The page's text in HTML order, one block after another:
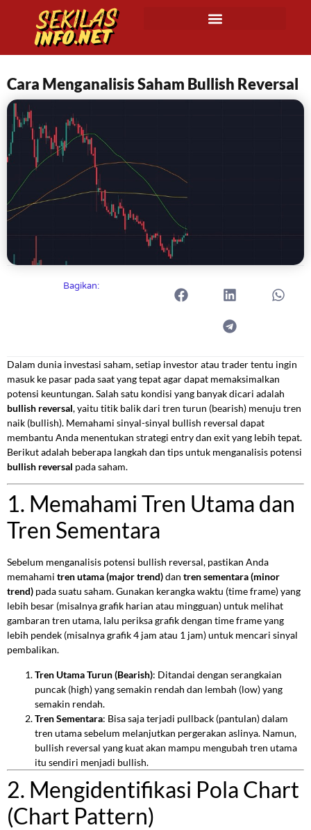
Cara Menganalisis Saham Bullish Reversal
Bagikan:
Dalam dunia investasi saham, setiap investor atau trader tentu ingin
masuk ke pasar pada saat yang tepat agar dapat memaksimalkan
potensi keuntungan. Salah satu kondisi yang banyak dicari adalah
bullish reversal, yaitu titik balik dari tren turun (bearish) menuju tren
naik (bullish). Memahami sinyal-sinyal bullish reversal dapat
membantu Anda menentukan strategi entry dan exit yang lebih tepat.
Berikut adalah beberapa langkah dan tips untuk menganalisis potensi
bullish reversal pada saham.
1. Memahami Tren Utama dan
Tren Sementara
Sebelum menganalisis potensi bullish reversal, pastikan Anda
memahami tren utama (major trend)dan tren sementara (minor
trend) pada suatu saham. Gunakan kerangka waktu (time frame) yang
lebih besar (misalnya grafik harian atau mingguan) untuk melihat
gambaran tren utama, lalu periksa grafik dengan time frame yang
lebih pendek (misalnya grafik 4 jam atau 1 jam) untuk mencari sinyal
pembalikan.
Tren Utama Turun (Bearish): Ditandai dengan serangkaian
puncak (high) yang semakin rendah dan lembah (low) yang
semakin rendah.
Tren Sementara: Bisa saja terjadi pullback (pantulan) dalam
tren utama sebelum melanjutkan pergerakan aslinya. Namun,
bullish reversal yang kuat akan mampu mengubah tren utama
itu sendiri menjadi bullish.
2. Mengidentifikasi Pola Chart
(Chart Pattern)